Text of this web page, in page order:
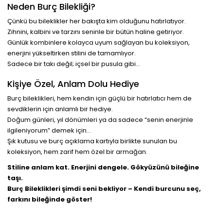
Neden Burç Bilekliği?
Çünkü bu bileklikler her bakışta kim olduğunu hatırlatıyor.
Zihnini, kalbini ve tarzını seninle bir bütün haline getiriyor.
Günlük kombinlere kolayca uyum sağlayan bu koleksiyon,
enerjini yükseltirken stilini de tamamlıyor.
Sadece bir takı değil; içsel bir pusula gibi…
Kişiye Özel, Anlam Dolu Hediye
Burç bileklikleri, hem kendin için güçlü bir hatırlatıcı hem de
sevdiklerin için anlamlı bir hediye.
Doğum günleri, yıl dönümleri ya da sadece “senin enerjinle
ilgileniyorum” demek için…
Şık kutusu ve burç açıklama kartıyla birlikte sunulan bu
koleksiyon, hem zarif hem özel bir armağan.
Stiline anlam kat. Enerjini dengele. Gökyüzünü bileğine
taşı.
Burç Bileklikleri şimdi seni bekliyor – Kendi burcunu seç,
farkını bileğinde göster!